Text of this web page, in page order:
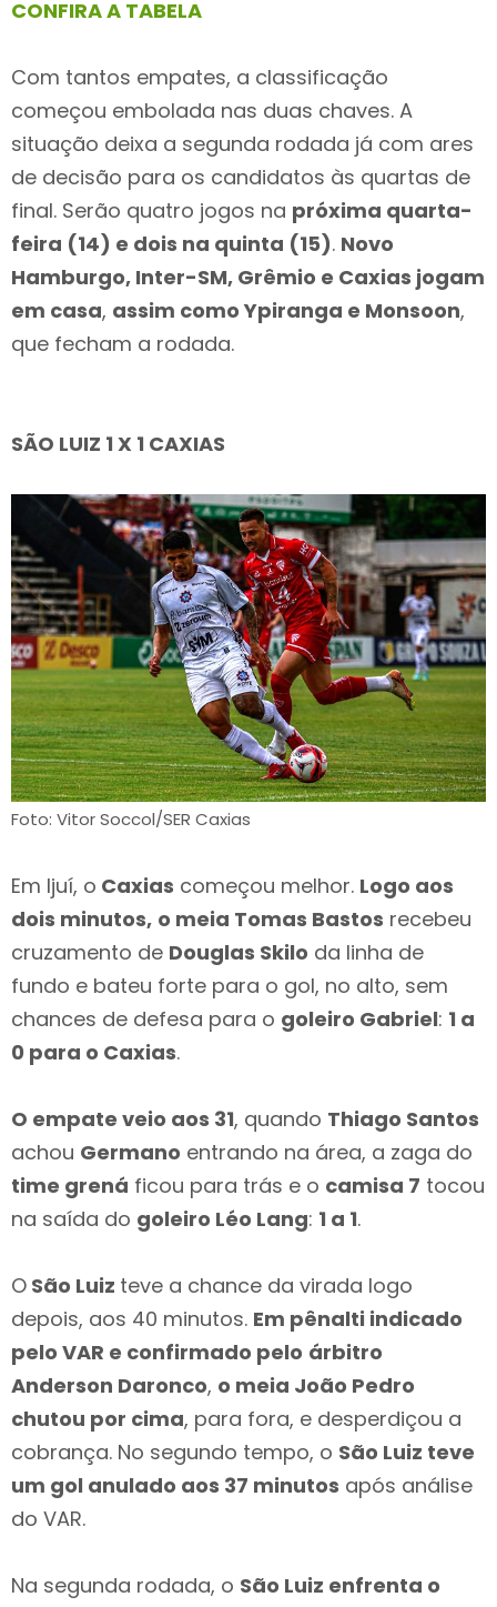
CONFIRA A TABELA
Com tantos empates, a classificação
começou embolada nas duas chaves. A
situação deixa a segunda rodada já com ares
de decisão para os candidatos às quartas de
final. Serão quatro jogos na próxima quarta-
feira (14) e dois na quinta (15). Novo
Hamburgo, Inter-SM, Grêmio e Caxias jogam
em casa, assim como Ypiranga e Monsoon,
que fecham a rodada.
SÃO LUIZ 1 X 1 CAXIAS
Foto: Vitor Soccol/SER Caxias
Em Ijuí, o Caxias começou melhor. Logo aos
dois minutos, o meia Tomas Bastos recebeu
cruzamento de Douglas Skilo da linha de
fundo e bateu forte para o gol, no alto, sem
chances de defesa para o goleiro Gabriel: 1 a
0 para o Caxias.
O empate veio aos 31, quando Thiago Santos
achou Germano entrando na área, a zaga do
time grená ficou para trás e o camisa 7 tocou
na saída do goleiro Léo Lang: 1 a 1.
O São Luiz teve a chance da virada logo
depois, aos 40 minutos. Em pênalti indicado
pelo VAR e confirmado pelo árbitro
Anderson Daronco, o meia João Pedro
chutou por cima, para fora, e desperdiçou a
cobrança. No segundo tempo, o São Luiz teve
um gol anulado aos 37 minutos após análise
do VAR.
Na segunda rodada, o São Luiz enfrenta o